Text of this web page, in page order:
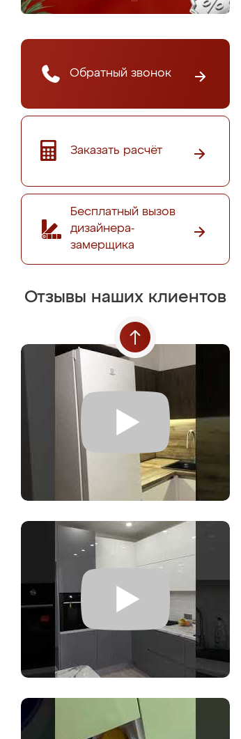
Обратный звонок
Заказать расчёт
Бесплатный вызов
дизайнера-
замерщика
Отзывы наших клиентов